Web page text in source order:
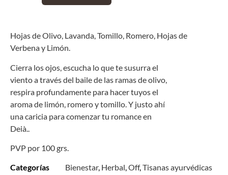
Hojas de Olivo, Lavanda, Tomillo, Romero, Hojas de
Verbena y Limón.
Cierra los ojos, escucha lo que te susurra el
viento a través del baile de las ramas de olivo,
respira profundamente para hacer tuyos el
aroma de limón, romero y tomillo. Y justo ahí
una caricia para comenzar tu romance en
Deià..
PVP por 100 grs.
Categorías Bienestar, Herbal,Off,Tisanas ayurvédicas